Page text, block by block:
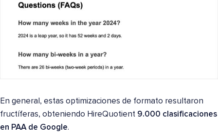
En general, estas optimizaciones de formato resultaron
fructíferas, obteniendo HireQuotient 9.000 clasificaciones
en PAA de Google.